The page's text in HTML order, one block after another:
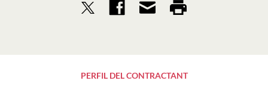
PERFIL DEL CONTRACTANT